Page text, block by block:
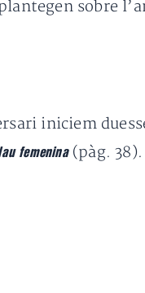
sobre
iniciem
femenina(pàg. 38).